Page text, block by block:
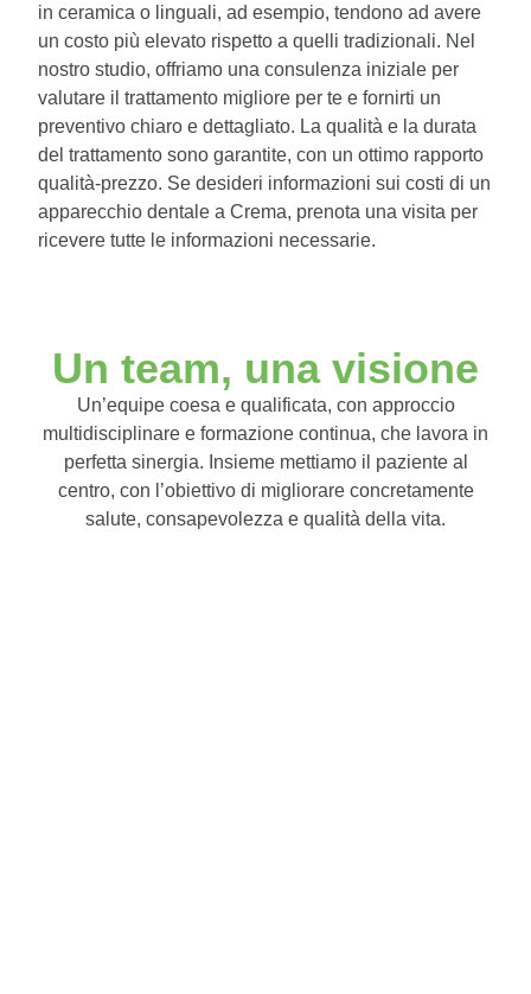
in ceramica o linguali, ad esempio, tendono ad avere
un costo più elevato rispetto a quelli tradizionali. Nel
nostro studio, offriamo una consulenza iniziale per
valutare il trattamento migliore per te e fornirti un
preventivo chiaro e dettagliato. La qualità e la durata
del trattamento sono garantite, con un ottimo rapporto
qualità-prezzo. Se desideri informazioni sui costi di un
apparecchio dentale a Crema, prenota una visita per
ricevere tutte le informazioni necessarie.
Un team, una visione
Un’equipe coesa e qualificata, con approccio
multidisciplinare e formazione continua, che lavora in
perfetta sinergia. Insieme mettiamo il paziente al
centro, con l’obiettivo di migliorare concretamente
salute, consapevolezza e qualità della vita.